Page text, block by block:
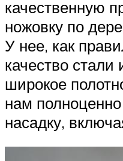
качественную
ножовку по
У нее, как
качество стали
широкое
нам
насадку,